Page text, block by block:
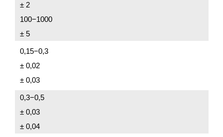
± 2
100−1000
± 5
0,15−0,3
± 0,02
± 0,03
0,3−0,5
± 0,03
± 0,04